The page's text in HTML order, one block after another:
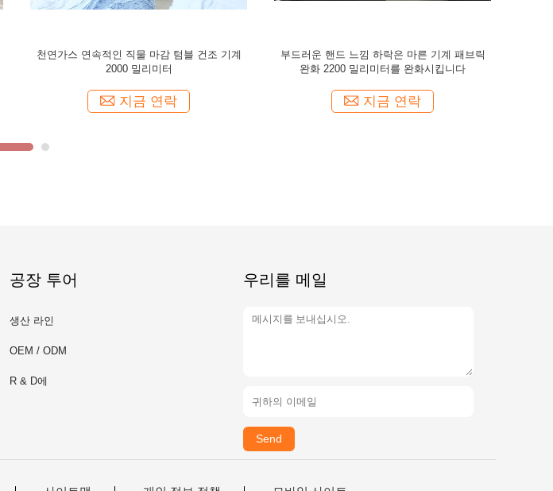
허풍 연속 타입 텀블 건조 기계 50Hz 상업적 가
스 텀블 드라이어
지금 연락
가스는 장비를 말리는 스텐터 하락을 완성하는
직물 염색 기계를 가열시켰습니다
지금 연락
공장 투어
생산 라인
OEM / ODM
R & D에
우리를 메일
Send